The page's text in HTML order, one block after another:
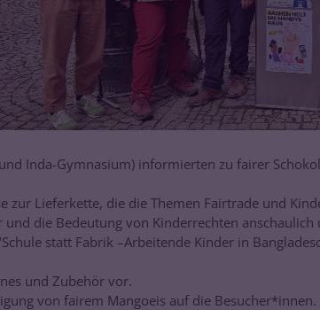
Inda-Gymnasium) informierten zu fairer
Lieferkette, die die Themen Fairtrade und
die Bedeutung von Kinderrechten
statt Fabrik –Arbeitende Kinder in
und Zubehör vor.
von fairem Mangoeis auf die Besucher*innen.